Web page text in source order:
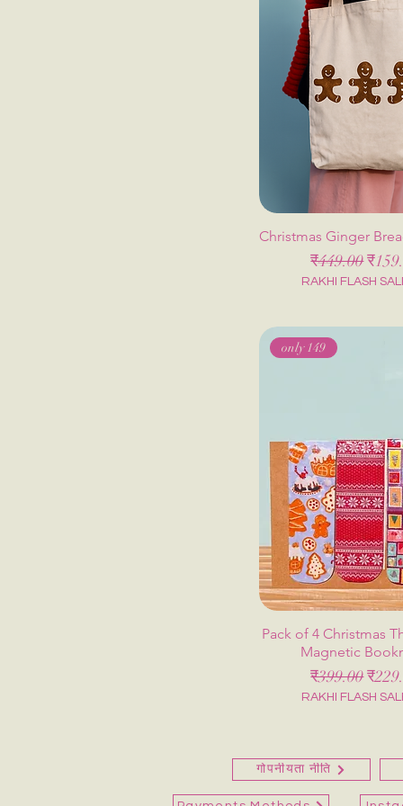
Christmas Ginger
नियमित मूल्य
₹449.00बिक्री
RAKHI FLASH
only 149
Pack of 4 Christmas
Magnetic
नियमित मूल्य
₹399.00बिक्री
RAKHI FLASH
गोपनीयता नीति